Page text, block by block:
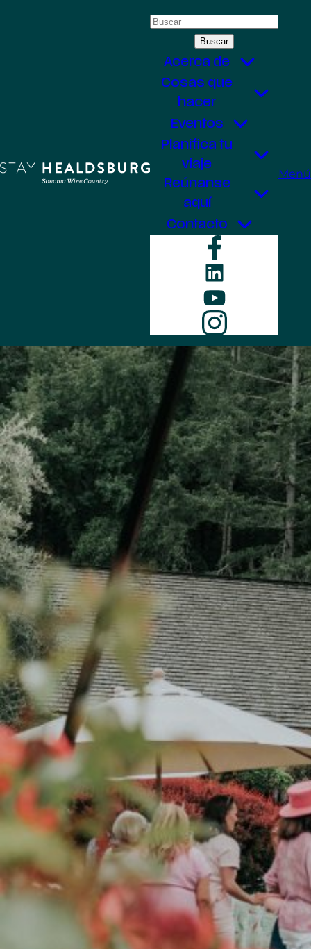
Buscar:
Acerca de
Cosas que
hacer
Eventos
Planifica tu
viaje
Reúnanse
aquí
Contacto
LinkedIn
YouTube
Menú